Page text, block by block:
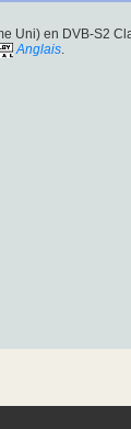
Uni) en DVB-S2
Anglais.